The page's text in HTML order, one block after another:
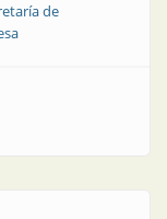
de
qué necesita, qué